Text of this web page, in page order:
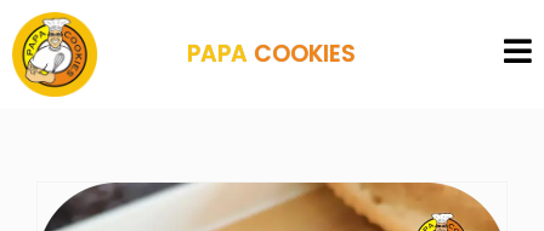
PAPA COOKIES